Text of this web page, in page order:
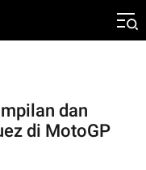
dan
di MotoGP